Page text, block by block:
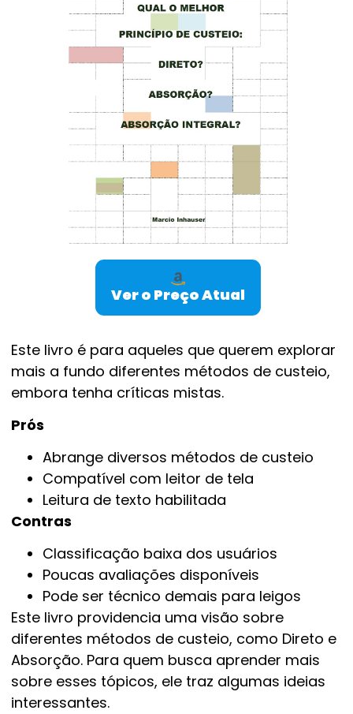
Ver o Preço Atual
Este livro é para aqueles que querem explorar
mais a fundo diferentes métodos de custeio,
embora tenha críticas mistas.
Prós
Abrange diversos métodos de custeio
Compatível com leitor de tela
Leitura de texto habilitada
Contras
Classificação baixa dos usuários
Poucas avaliações disponíveis
Pode ser técnico demais para leigos
Este livro providencia uma visão sobre
diferentes métodos de custeio, como Direto e
Absorção. Para quem busca aprender mais
sobre esses tópicos, ele traz algumas ideias
interessantes.